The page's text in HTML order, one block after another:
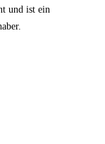
und ist ein